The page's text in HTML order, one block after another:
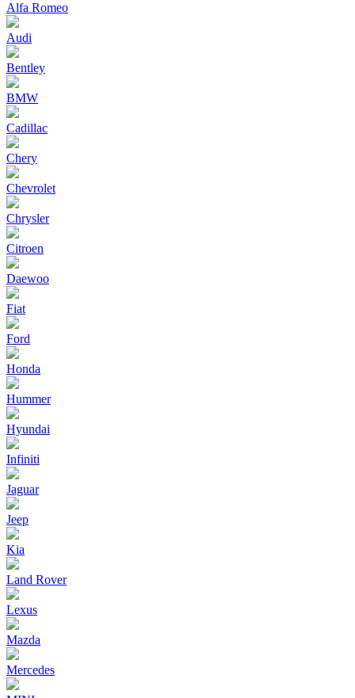
Alfa Romeo
Audi
Bentley
BMW
Cadillac
Chery
Chevrolet
Chrysler
Citroen
Daewoo
Fiat
Ford
Honda
Hummer
Hyundai
Infiniti
Jaguar
Jeep
Kia
Land Rover
Lexus
Mazda
Mercedes